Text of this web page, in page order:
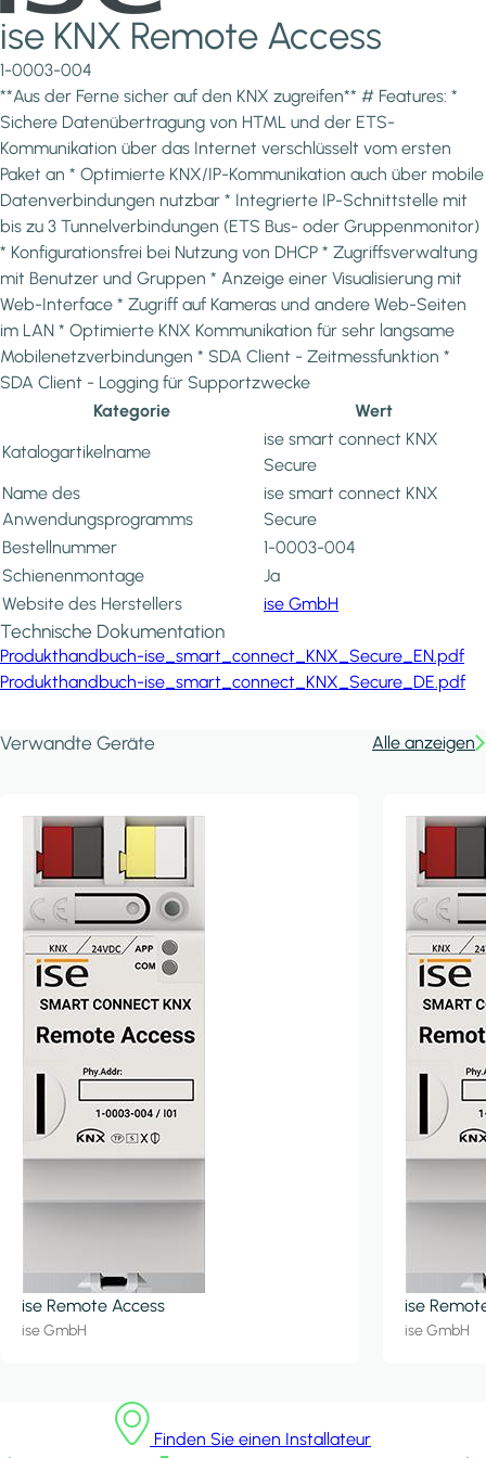
ise KNX Remote Access
1-0003-004
**Aus der Ferne sicher auf den KNX zugreifen** # Features: *
Sichere Datenübertragung von HTML und der ETS-
Kommunikation über das Internet verschlüsselt vom ersten
Paket an * Optimierte KNX/IP-Kommunikation auch über mobile
Datenverbindungen nutzbar * Integrierte IP-Schnittstelle mit
bis zu 3 Tunnelverbindungen (ETS Bus- oder Gruppenmonitor)
* Konfigurationsfrei bei Nutzung von DHCP * Zugriffsverwaltung
mit Benutzer und Gruppen * Anzeige einer Visualisierung mit
Web-Interface * Zugriff auf Kameras und andere Web-Seiten
im LAN * Optimierte KNX Kommunikation für sehr langsame
Mobilenetzverbindungen * SDA Client - Zeitmessfunktion *
SDA Client - Logging für Supportzwecke
Kategorie
Wert
Katalogartikelname
ise smart connect KNX
Secure
Name des
Anwendungsprogramms
ise smart connect KNX
Secure
Bestellnummer
1-0003-004
Schienenmontage
Ja
Website des Herstellers
ise GmbH
Technische Dokumentation
Produkthandbuch-ise_smart_connect_KNX_Secure_EN.pdf
Produkthandbuch-ise_smart_connect_KNX_Secure_DE.pdf
Verwandte Geräte Alle anzeigen
ise Remote Access
ise GmbH
ise
ise GmbH
Finden Sie einen Installateur